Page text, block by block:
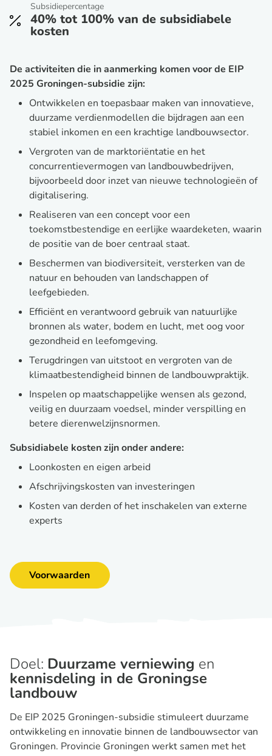
Subsidiepercentage
40% tot 100% van de subsidiabele
kosten
De activiteiten die in aanmerking komen voor de EIP
2025 Groningen-subsidie zijn:
Ontwikkelen en toepasbaar maken van innovatieve,
duurzame verdienmodellen die bijdragen aan een
stabiel inkomen en een krachtige landbouwsector.
Vergroten van de marktoriëntatie en het
concurrentievermogen van landbouwbedrijven,
bijvoorbeeld door inzet van nieuwe technologieën of
digitalisering.
Realiseren van een concept voor een
toekomstbestendige en eerlijke waardeketen, waarin
de positie van de boer centraal staat.
Beschermen van biodiversiteit, versterken van de
natuur en behouden van landschappen of
leefgebieden.
Efficiënt en verantwoord gebruik van natuurlijke
bronnen als water, bodem en lucht, met oog voor
gezondheid en leefomgeving.
Terugdringen van uitstoot en vergroten van de
klimaatbestendigheid binnen de landbouwpraktijk.
Inspelen op maatschappelijke wensen als gezond,
veilig en duurzaam voedsel, minder verspilling en
betere dierenwelzijnsnormen.
Subsidiabele kosten zijn onder andere:
Loonkosten en eigen arbeid
Afschrijvingskosten van investeringen
Kosten van derden of het inschakelen van externe
experts
Voorwaarden
Doel: Duurzame verniewing en
kennisdeling in de Groningse
landbouw
De EIP 2025 Groningen-subsidie stimuleert duurzame
ontwikkeling en innovatie binnen de landbouwsector van
Groningen. Provincie Groningen werkt samen met het